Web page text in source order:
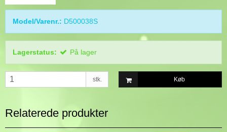
Model/Varenr.: D500038S
Lagerstatus: På lager
stk. Køb
Relaterede produkter